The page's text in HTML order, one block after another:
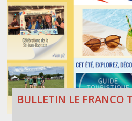
BULLETIN LE FRANCO